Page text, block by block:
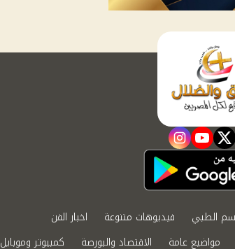
twitter
youtube
instagram
الطبي فيديوهات متنوعة
اخبار الفن
مواضيع عامة الاقتصاد والبورصة كمبيوتر وموبايل